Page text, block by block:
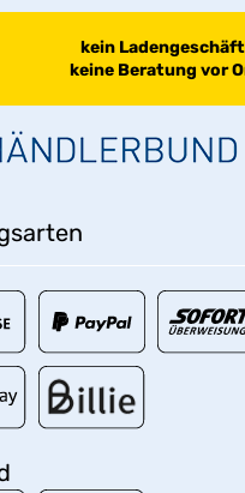
kein
keine Beratung vor